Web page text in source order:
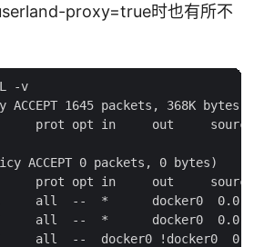
proxy=true时也有所不
-v
1645 packets, 368K bytes)
prot opt in     out
ACCEPT 0 packets, 0 bytes)
prot opt in     out
all  --  *      docker0
all  --  *      docker0
all  --  docker0 !docker0